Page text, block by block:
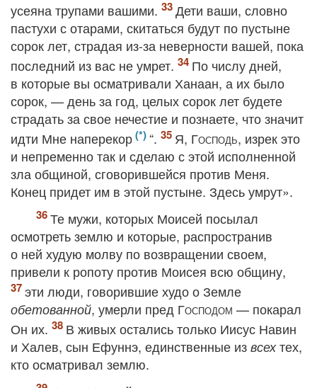
усеяна трупами вашими.
Дети ваши, словно
пастухи с отарами, скитаться будут по пустыне
сорок лет, страдая из-за неверности вашей, пока
последний из вас не умрет.
По числу дней,
в которые вы осматривали Ханаан, а их было
сорок, — день за год, целых сорок лет будете
страдать за свое нечестие и познаете, что значит
идти Мне наперекор
“. Я, Господь, изрек это
и непременно так и сделаю с этой исполненной
зла общиной, сговорившейся против Меня.
Конец придет им в этой пустыне. Здесь умрут».
Те мужи, которых Моисей посылал
осмотреть землю и которые, распространив
о ней худую молву по возвращении своем,
привели к ропоту против Моисея всю общину,
эти люди, говорившие худо о Земле
обетованной, умерли пред Господом — покарал
Он их.
В живых остались только Иисус Навин
и Халев, сын Ефуннэ, единственные из всехтех,
кто осматривал землю.